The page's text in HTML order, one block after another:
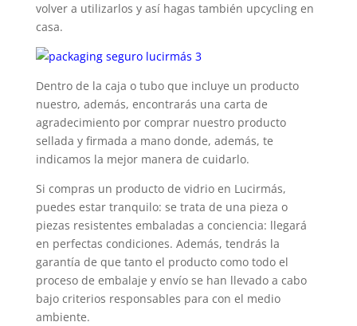
volver a utilizarlos y así hagas también upcycling en
casa.
Dentro de la caja o tubo que incluye un producto
nuestro, además, encontrarás una carta de
agradecimiento por comprar nuestro producto
sellada y firmada a mano donde, además, te
indicamos la mejor manera de cuidarlo.
Si compras un producto de vidrio en Lucirmás,
puedes estar tranquilo: se trata de una pieza o
piezas resistentes embaladas a conciencia: llegará
en perfectas condiciones. Además, tendrás la
garantía de que tanto el producto como todo el
proceso de embalaje y envío se han llevado a cabo
bajo criterios responsables para con el medio
ambiente.